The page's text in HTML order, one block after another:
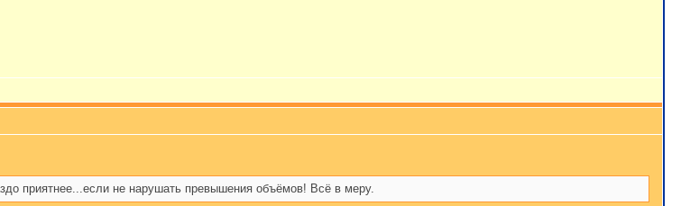
приятнее...если не нарушать превышения объёмов! Всё в меру.